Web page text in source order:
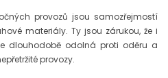
provozů jsou samozřejmostí
materiály. Ty jsou zárukou, že i
dlouhodobě odolná proti oděru a
provozy.